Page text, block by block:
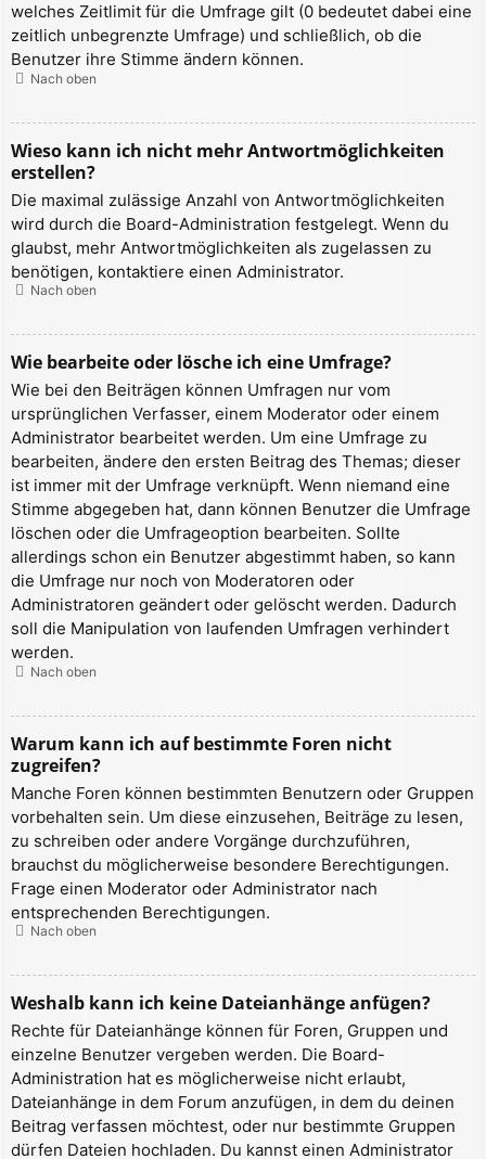
welches Zeitlimit für die Umfrage gilt (0 bedeutet dabei eine
zeitlich unbegrenzte Umfrage) und schließlich, ob die
Benutzer ihre Stimme ändern können.
Nach oben
Wieso kann ich nicht mehr Antwortmöglichkeiten
erstellen?
Die maximal zulässige Anzahl von Antwortmöglichkeiten
wird durch die Board-Administration festgelegt. Wenn du
glaubst, mehr Antwortmöglichkeiten als zugelassen zu
benötigen, kontaktiere einen Administrator.
Nach oben
Wie bearbeite oder lösche ich eine Umfrage?
Wie bei den Beiträgen können Umfragen nur vom
ursprünglichen Verfasser, einem Moderator oder einem
Administrator bearbeitet werden. Um eine Umfrage zu
bearbeiten, ändere den ersten Beitrag des Themas; dieser
ist immer mit der Umfrage verknüpft. Wenn niemand eine
Stimme abgegeben hat, dann können Benutzer die Umfrage
löschen oder die Umfrageoption bearbeiten. Sollte
allerdings schon ein Benutzer abgestimmt haben, so kann
die Umfrage nur noch von Moderatoren oder
Administratoren geändert oder gelöscht werden. Dadurch
soll die Manipulation von laufenden Umfragen verhindert
werden.
Nach oben
Warum kann ich auf bestimmte Foren nicht
zugreifen?
Manche Foren können bestimmten Benutzern oder Gruppen
vorbehalten sein. Um diese einzusehen, Beiträge zu lesen,
zu schreiben oder andere Vorgänge durchzuführen,
brauchst du möglicherweise besondere Berechtigungen.
Frage einen Moderator oder Administrator nach
entsprechenden Berechtigungen.
Nach oben
Weshalb kann ich keine Dateianhänge anfügen?
Rechte für Dateianhänge können für Foren, Gruppen und
einzelne Benutzer vergeben werden. Die Board-
Administration hat es möglicherweise nicht erlaubt,
Dateianhänge in dem Forum anzufügen, in dem du deinen
Beitrag verfassen möchtest, oder nur bestimmte Gruppen
dürfen Dateien hochladen. Du kannst einen Administrator